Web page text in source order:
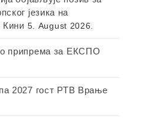
језика на
Кини 5. August 2026.
припрема за ЕКСПО
2027 гост РТВ Врање